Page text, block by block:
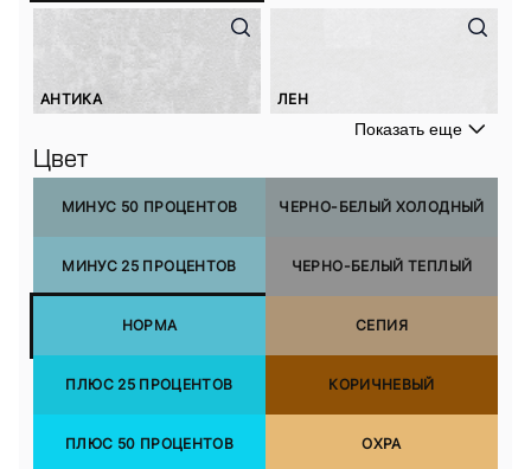
АНТИКА ЛЕН
Показать еще
Цвет
МИНУС 50 ПРОЦЕНТОВ
МИНУС 25 ПРОЦЕНТОВ
НОРМА
ПЛЮС 25 ПРОЦЕНТОВ
ПЛЮС 50 ПРОЦЕНТОВ
ЧЕРНО-БЕЛЫЙ ХОЛОДНЫЙ
ЧЕРНО-БЕЛЫЙ ТЕПЛЫЙ
СЕПИЯ
КОРИЧНЕВЫЙ
ОХРА